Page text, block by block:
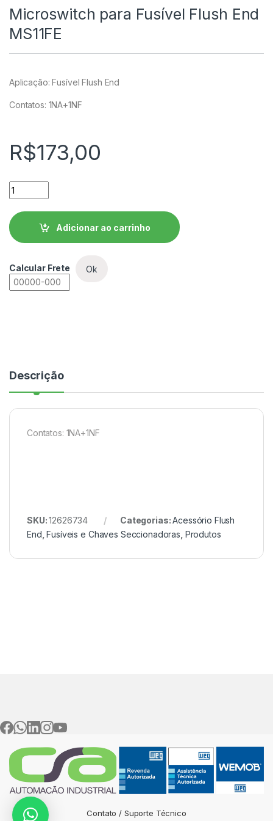
Microswitch para Fusível Flush End
MS11FE
Aplicação: Fusível Flush End
Contatos: 1NA+1NF
R$173,00
Microswitch para Fusível Flush End MS11FE quantidade
Adicionar ao carrinho
Calcular Frete Ok
Descrição
Contatos: 1NA+1NF
SKU:12626734 Categorias:Acessório Flush
End ,Fusíveis e Chaves Seccionadoras Produtos
Contato / Suporte Técnico